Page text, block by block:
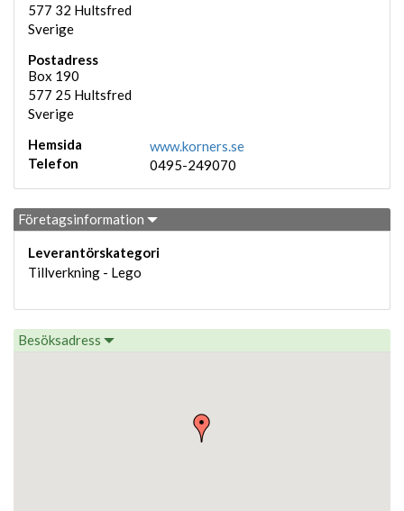
577 32 Hultsfred
Sverige
Postadress
Box 190
577 25 Hultsfred
Sverige
Hemsida
www.korners.se
Telefon
0495-249070
Företagsinformation
Leverantörskategori
Tillverkning - Lego
Besöksadress